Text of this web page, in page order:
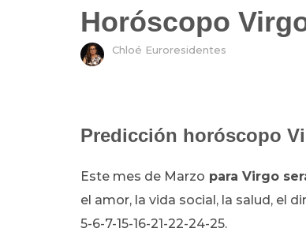
Horóscopo
Chloé Euroresidentes
Predicción horóscopo
Este mes de Marzo para Virgo
el amor, la vida social, la salud, el
5-6-7-15-16-21-22-24-25.